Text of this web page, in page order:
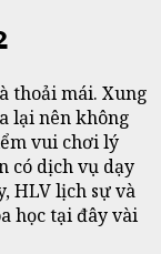
thoải mái. Xung
lại nên không
vui chơi lý
có dịch vụ dạy
HLV lịch sự và
học tại đây vài